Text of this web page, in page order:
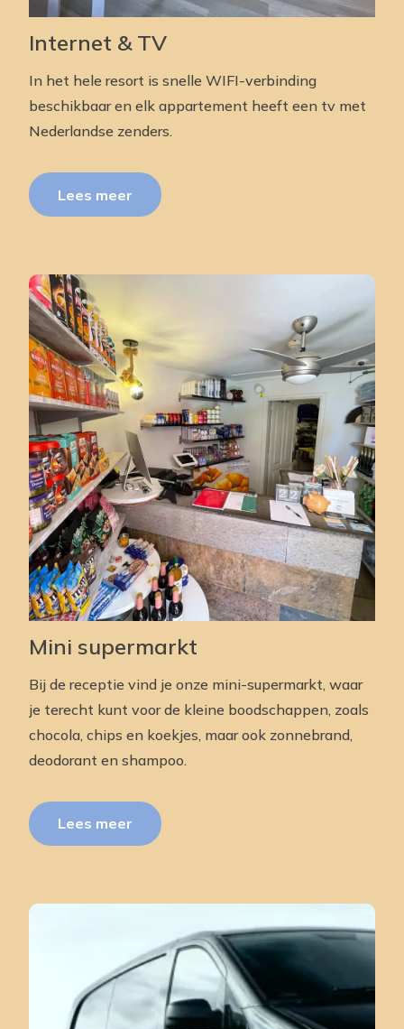
Internet & TV
In het hele resort is snelle WIFI-verbinding
beschikbaar en elk appartement heeft een tv met
Nederlandse zenders.
Lees meer
Mini supermarkt
Bij de receptie vind je onze mini-supermarkt, waar
je terecht kunt voor de kleine boodschappen, zoals
chocola, chips en koekjes, maar ook zonnebrand,
deodorant en shampoo.
Lees meer